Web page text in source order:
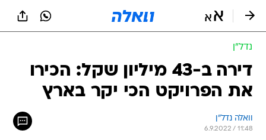
נדל״ן
דירה ב-43 מיליון שקל: הכירו
את הפרויקט הכי יקר בארץ
וואלה נדל"ן
6.9.2022 / 11:48